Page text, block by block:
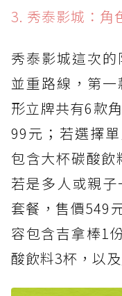
3. 秀泰影城：角
秀泰影城這次
並重路線，第
形立牌共有6款
99元；若選擇
包含大杯碳酸飲
若是多人或親
套餐，售價549
容包含吉拿棒1
酸飲料3杯，以